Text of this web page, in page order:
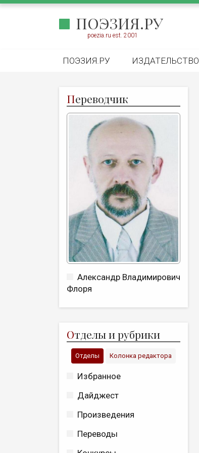
ПОЭЗИЯ.РУ
poezia.ru est. 2001
ПОЭЗИЯ.РУ ИЗДАТЕЛЬСТВО
Переводчик
Александр Владимирович
Флоря
Отделы и рубрики
Отделы Колонка редактора
Избранное
Дайджест
Произведения
Переводы